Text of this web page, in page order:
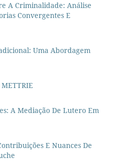
A Criminalidade: Análise
Convergentes E
Uma Abordagem
A Mediação De Lutero Em
E Nuances De